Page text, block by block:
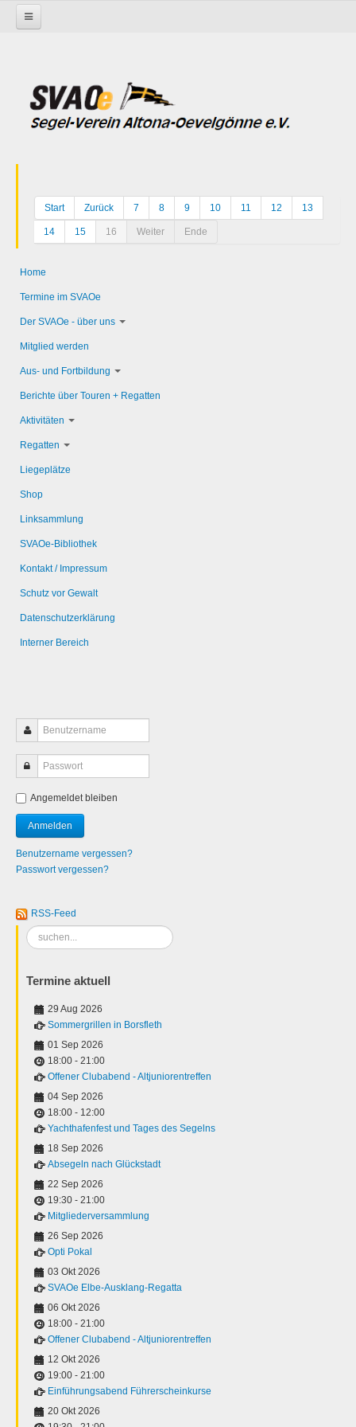
Start Zurück 7 8 9 10 11 12 13
14 15 16 Weiter Ende
Home
Termine im SVAOe
Der SVAOe - über uns
Mitglied werden
Aus- und Fortbildung
Berichte über Touren + Regatten
Aktivitäten
Regatten
Liegeplätze
Shop
Linksammlung
SVAOe-Bibliothek
Kontakt / Impressum
Schutz vor Gewalt
Datenschutzerklärung
Interner Bereich
Angemeldet bleiben
Benutzername vergessen?
Passwort vergessen?
RSS-Feed
Suchen
...
Termine aktuell
29 Aug 2026
Sommergrillen in Borsfleth
01 Sep 2026
18:00 - 21:00
Offener Clubabend - Altjuniorentreffen
04 Sep 2026
18:00 - 12:00
Yachthafenfest und Tages des Segelns
18 Sep 2026
Absegeln nach Glückstadt
22 Sep 2026
19:30 - 21:00
Mitgliederversammlung
26 Sep 2026
Opti Pokal
03 Okt 2026
SVAOe Elbe-Ausklang-Regatta
06 Okt 2026
18:00 - 21:00
Offener Clubabend - Altjuniorentreffen
12 Okt 2026
19:00 - 21:00
Einführungsabend Führerscheinkurse
20 Okt 2026